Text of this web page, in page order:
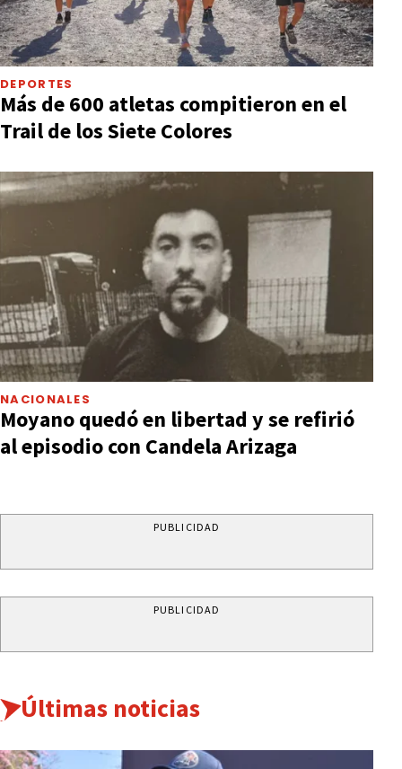
DEPORTES
Más de 600 atletas compitieron en el
Trail de los Siete Colores
NACIONALES
Moyano quedó en libertad y se refirió
al episodio con Candela Arizaga
PUBLICIDAD
PUBLICIDAD
Últimas noticias